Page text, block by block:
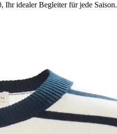
Ihr idealer Begleiter für jede Saison.